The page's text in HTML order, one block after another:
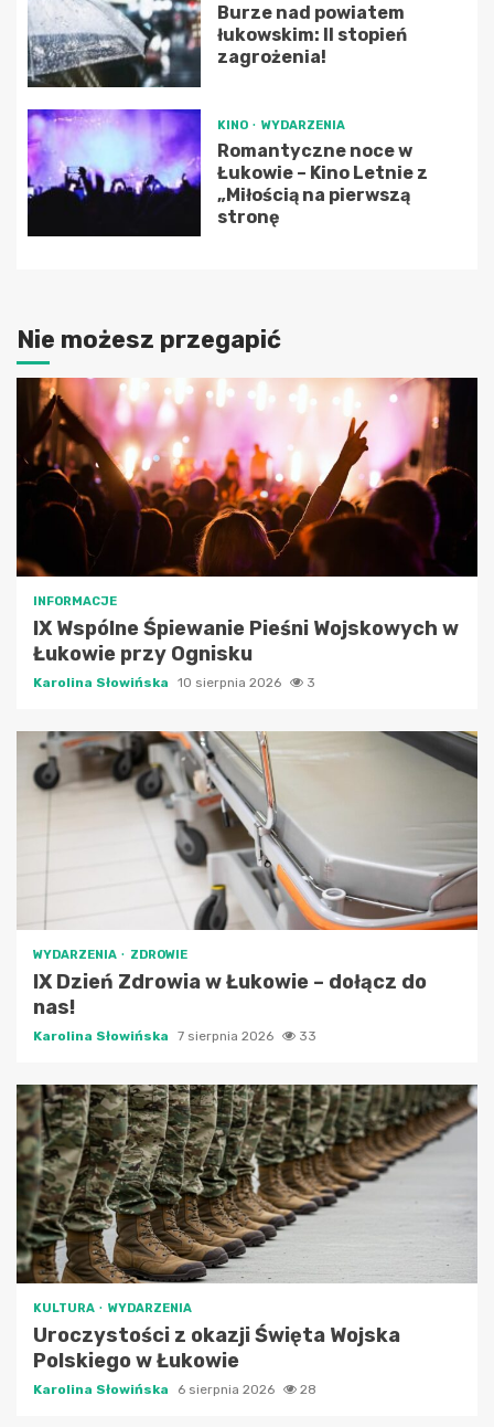
Burze nad powiatem
łukowskim: II stopień
zagrożenia!
KINO WYDARZENIA
Romantyczne noce w
Łukowie – Kino Letnie z
„Miłością na pierwszą
stronę
Nie możesz przegapić
INFORMACJE
IX Wspólne Śpiewanie Pieśni Wojskowych w
Łukowie przy Ognisku
Karolina Słowińska 10 sierpnia 2026 3
WYDARZENIA ZDROWIE
IX Dzień Zdrowia w Łukowie – dołącz do
nas!
Karolina Słowińska 7 sierpnia 2026 33
KULTURA WYDARZENIA
Uroczystości z okazji Święta Wojska
Polskiego w Łukowie
Karolina Słowińska 6 sierpnia 2026 28